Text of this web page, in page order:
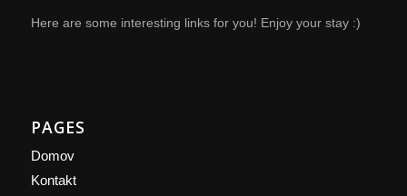
Here are some interesting links for you! Enjoy your stay :)
PAGES
Domov
Kontakt